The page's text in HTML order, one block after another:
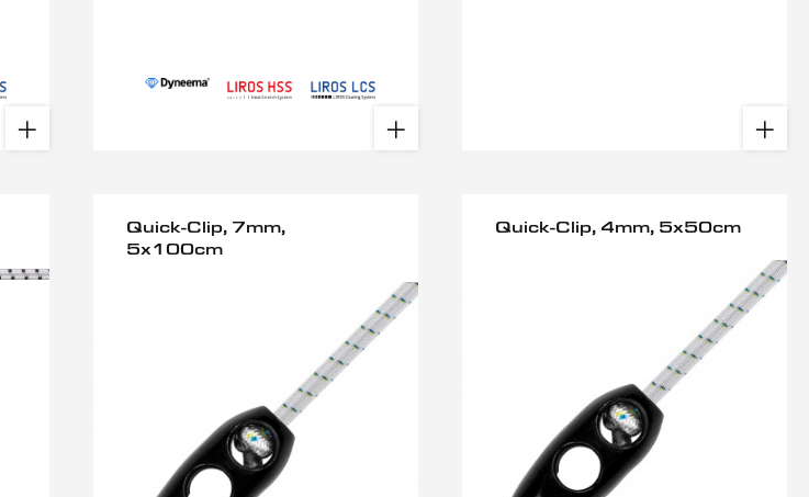
Quick-Clip, 7mm,
5x100cm
Quick-Clip, 4mm, 5x50cm